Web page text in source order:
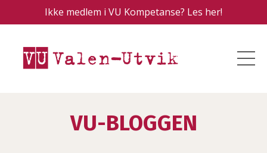
Ikke medlem i VU Kompetanse? Les her!
VU-BLOGGEN